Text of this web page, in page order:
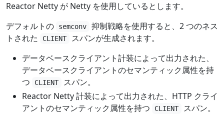
Reactor Netty が Netty を使用しているとします。
デフォルトの
semconv
抑制戦略を使用すると、2 つのネス
トされた
CLIENT
スパンが生成されます。
データベースクライアント計装によって出力された、
データベースクライアントのセマンティック属性を持
つ
CLIENT
スパン。
Reactor Netty 計装によって出力された、HTTP クライ
アントのセマンティック属性を持つ
CLIENT
スパン。